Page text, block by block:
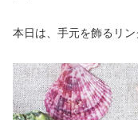
本日は、手元を飾るリン